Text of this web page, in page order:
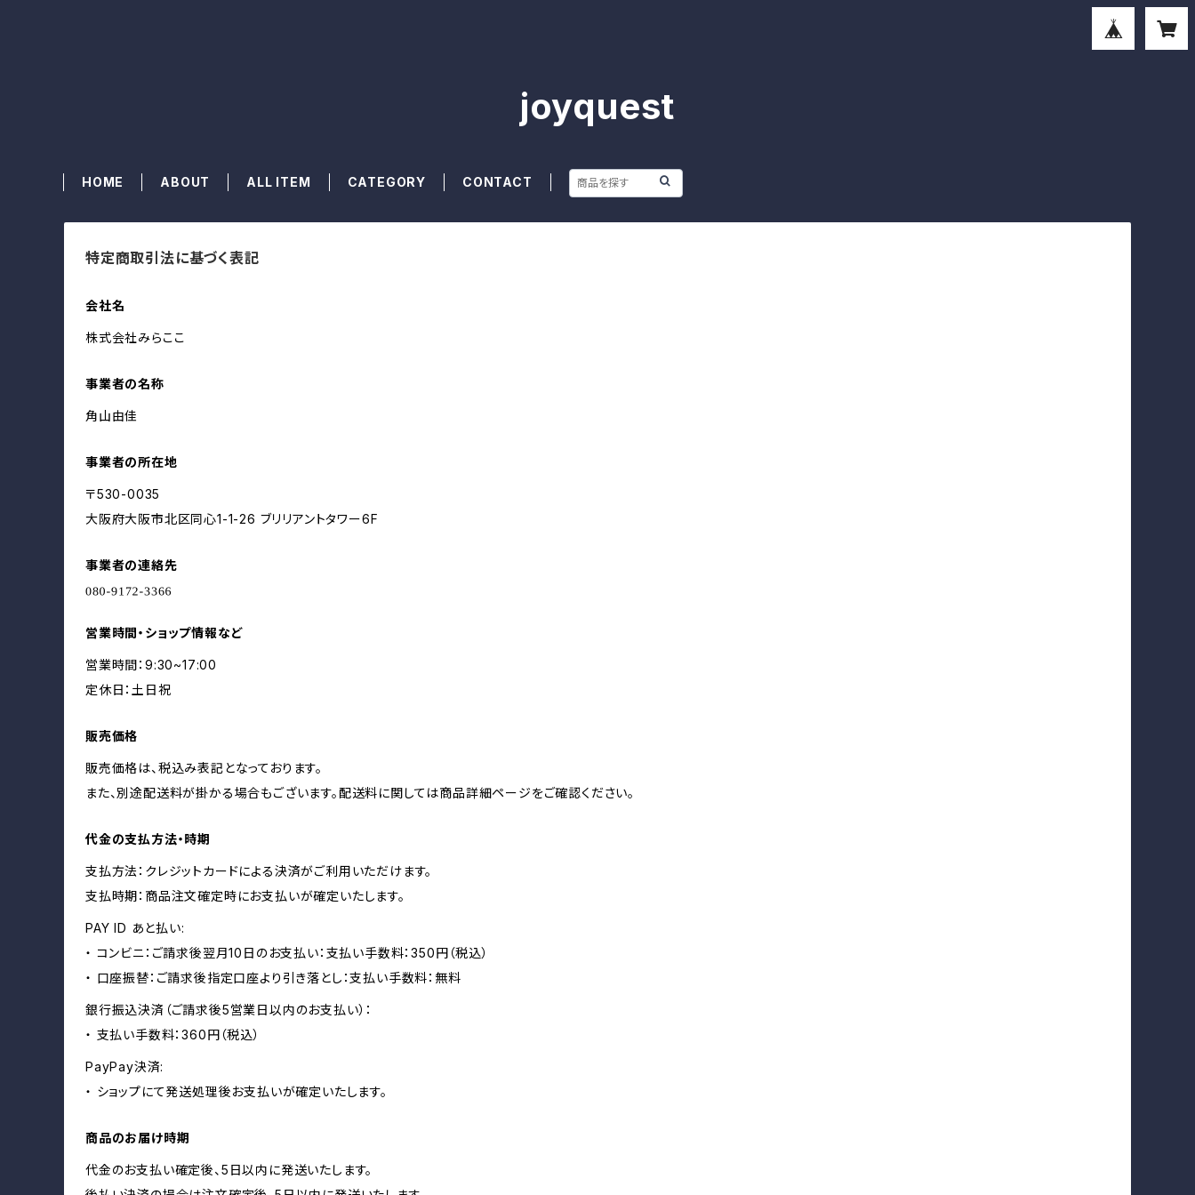
joyquest
HOME ABOUT ALL ITEM CATEGORY CONTACT
特定商取引法に基づく表記
会社名
株式会社みらここ
事業者の名称
角山由佳
事業者の所在地
〒530-0035
大阪府大阪市北区同心1-1-26 ブリリアントタワー6F
事業者の連絡先
営業時間・ショップ情報など
営業時間：9:30~17:00
定休日：土日祝
販売価格
販売価格は、税込み表記となっております。
また、別途配送料が掛かる場合もございます。配送料に関しては商品詳細ページをご確認ください。
代金の支払方法・時期
支払方法：クレジットカードによる決済がご利用いただけます。
支払時期：商品注文確定時にお支払いが確定いたします。
PAY ID あと払い:
・ コンビニ：ご請求後翌月10日のお支払い：支払い手数料：350円（税込）
・ 口座振替：ご請求後指定口座より引き落とし：支払い手数料：無料
銀行振込決済（ご請求後5営業日以内のお支払い）：
・ 支払い手数料：360円（税込）
PayPay決済:
・ ショップにて発送処理後お支払いが確定いたします。
商品のお届け時期
代金のお支払い確定後、5日以内に発送いたします。